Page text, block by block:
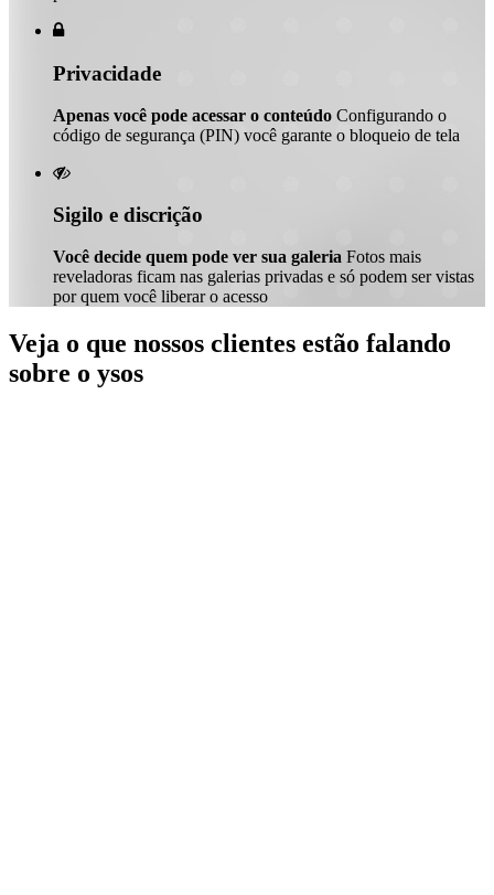

Privacidade
Apenas você pode acessar o conteúdo Configurando o
código de segurança (PIN) você garante o bloqueio de tela

Sigilo e discrição
Você decide quem pode ver sua galeria Fotos mais
reveladoras ficam nas galerias privadas e só podem ser vistas
por quem você liberar o acesso
Veja o que nossos clientes estão falando
sobre o ysos